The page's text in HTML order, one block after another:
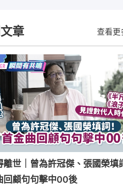
章 查看更
離世｜曾為許冠傑、張國榮填
回顧句句擊中00後